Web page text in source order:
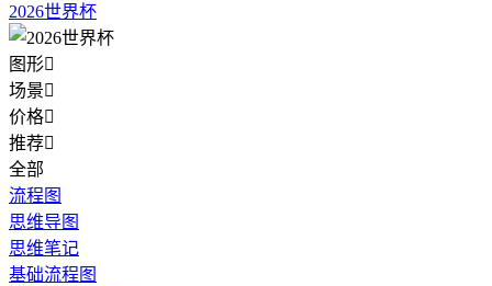
2026世界杯
图形
场景
价格
推荐
全部
流程图
思维导图
思维笔记
基础流程图